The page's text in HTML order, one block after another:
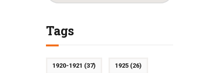
Tags
1920-1921 (37) 1925(26)